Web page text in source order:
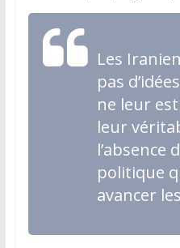
Les
pas
ne leur
leur
l’absence
politique
avancer